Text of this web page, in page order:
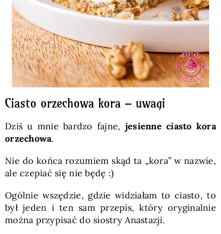
Ciasto orzechowa kora – uwagi
Dziś u mnie bardzo fajne, jesienne ciasto kora
orzechowa.
Nie do końca rozumiem skąd ta „kora” w nazwie,
ale czepiać się nie będę :)
Ogólnie wszędzie, gdzie widziałam to ciasto, to
był jeden i ten sam przepis, który oryginalnie
można przypisać do siostry Anastazji.